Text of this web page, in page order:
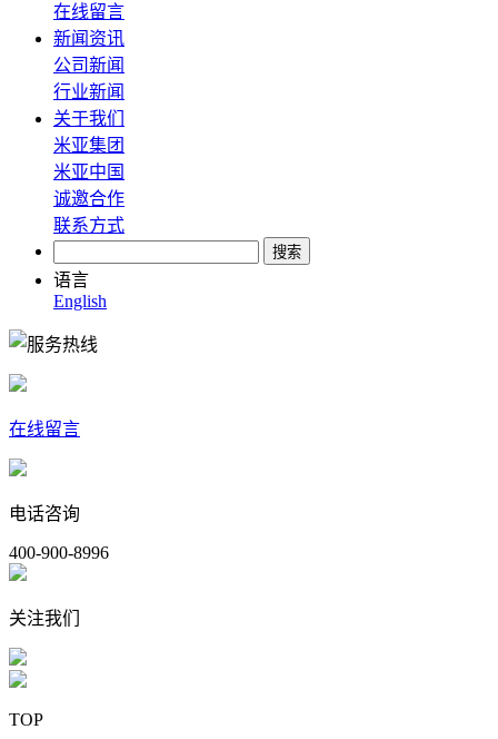
在线留言
新闻资讯
公司新闻
行业新闻
关于我们
米亚集团
米亚中国
诚邀合作
联系方式
语言
English
在线留言
电话咨询
400-900-8996
关注我们
TOP